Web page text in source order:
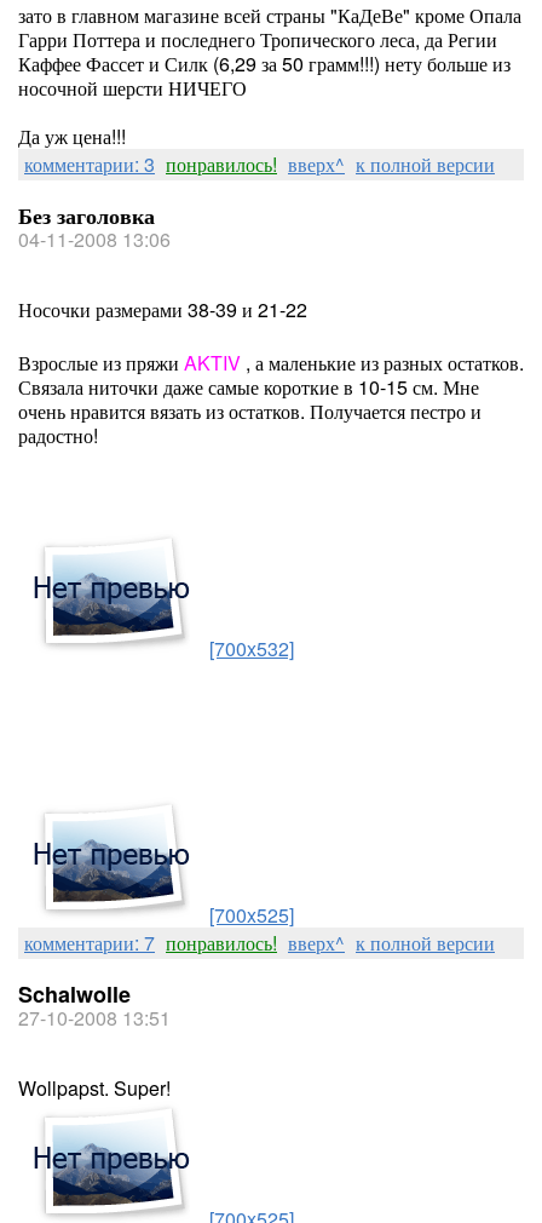
зато в главном магазине всей страны "КаДеВе" кроме Опала
Гарри Поттера и последнего Тропического леса, да Регии
Каффее Фассет и Силк (6,29 за 50 грамм!!!) нету больше из
носочной шерсти НИЧЕГО
Да уж цена!!!
комментарии: 3 понравилось! вверх^ к полной версии
Без заголовка
04-11-2008 13:06
Носочки размерами 38-39 и 21-22
Взрослые из пряжи AKTIV , а маленькие из разных остатков.
Связала ниточки даже самые короткие в 10-15 см. Мне
очень нравится вязать из остатков. Получается пестро и
радостно!
[700x532]
[700x525]
комментарии: 7 понравилось! вверх^ к полной версии
Schalwolle
27-10-2008 13:51
Wollpapst. Super!